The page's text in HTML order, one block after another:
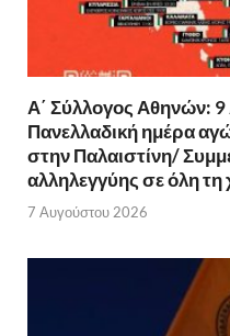
Α΄ Σύλλογος Αθηνών:
Πανελλαδική ημέρα
στην Παλαιστίνη/
αλληλεγγύης σε όλη
7 Αυγούστου 2026